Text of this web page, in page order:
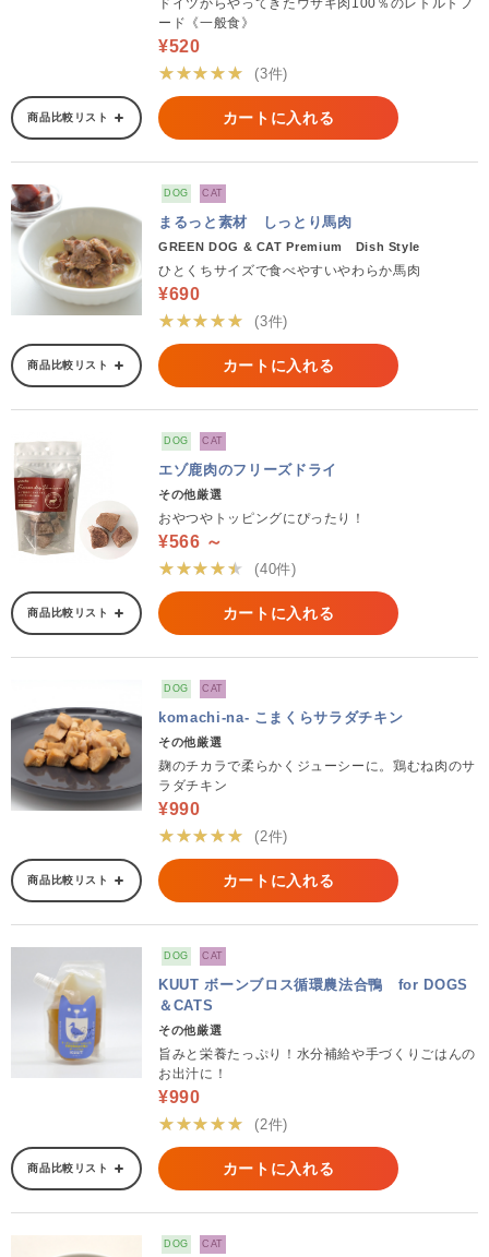
ドイツからやってきたウサギ肉100％のレトルトフ
ード《一般食》
¥520
★★★★★
(3件)
商品比較リスト カートに入れる
DOG CAT
まるっと素材 しっとり馬肉
GREEN DOG & CAT Premium Dish Style
ひとくちサイズで食べやすいやわらか馬肉
¥690
★★★★★
(3件)
商品比較リスト カートに入れる
DOG CAT
エゾ鹿肉のフリーズドライ
その他厳選
おやつやトッピングにぴったり！
¥566 ～
★★★★★
(40件)
商品比較リスト カートに入れる
DOG CAT
komachi-na- こまくらサラダチキン
その他厳選
麹のチカラで柔らかくジューシーに。鶏むね肉のサ
ラダチキン
¥990
★★★★★
(2件)
商品比較リスト カートに入れる
DOG CAT
KUUT ボーンブロス循環農法合鴨 for DOGS
＆CATS
その他厳選
旨みと栄養たっぷり！水分補給や手づくりごはんの
お出汁に！
¥990
★★★★★
(2件)
商品比較リスト カートに入れる
DOG CAT